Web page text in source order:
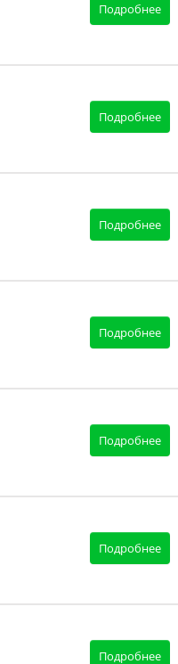
Подробнее
Подробнее
Подробнее
Подробнее
Подробнее
Подробнее
Подробнее